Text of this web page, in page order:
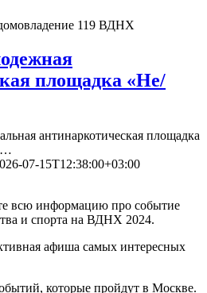
119 ВДНХ
площадка «Не/
антинаркотическая площадка
07-15T12:38:00+03:00
всю информацию про событие
и спорта на ВДНХ 2024.
афиша самых интересных
которые пройдут в Москве.